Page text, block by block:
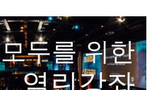
모두를 위한